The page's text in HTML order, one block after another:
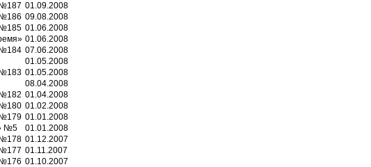
01.09.2008
09.08.2008
№185 01.06.2008
01.06.2008
№184 07.06.2008
01.05.2008
№183 01.05.2008
08.04.2008
01.04.2008
№180 01.02.2008
№179 01.01.2008
№5
01.01.2008
№178 01.12.2007
01.11.2007
01.10.2007